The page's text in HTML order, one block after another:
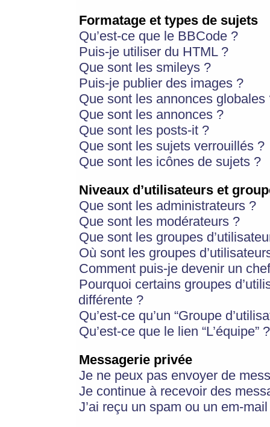
Formatage et types de sujets
Qu’est-ce que le BBCode ?
Puis-je utiliser du HTML ?
Que sont les smileys ?
Puis-je publier des images ?
Que sont les annonces globales
Que sont les annonces ?
Que sont les posts-it ?
Que sont les sujets verrouillés ?
Que sont les icônes de sujets ?
Niveaux d’utilisateurs et
Que sont les administrateurs ?
Que sont les modérateurs ?
Que sont les groupes
Où sont les groupes
Comment puis-je devenir un
Pourquoi certains groupes
différente ?
Qu’est-ce qu’un “Groupe
Qu’est-ce que le lien “L’équipe” ?
Messagerie privée
Je ne peux pas envoyer de
Je continue à recevoir des
J’ai reçu un spam ou un em-